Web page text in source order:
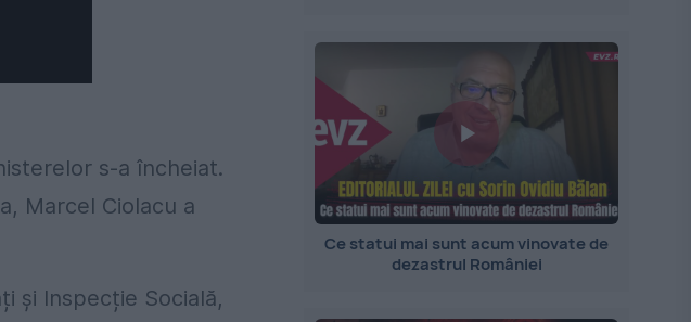
s-a încheiat.
Marcel Ciolacu a
și Inspecție Socială,
Ce statui mai sunt acum vinovate de
dezastrul României